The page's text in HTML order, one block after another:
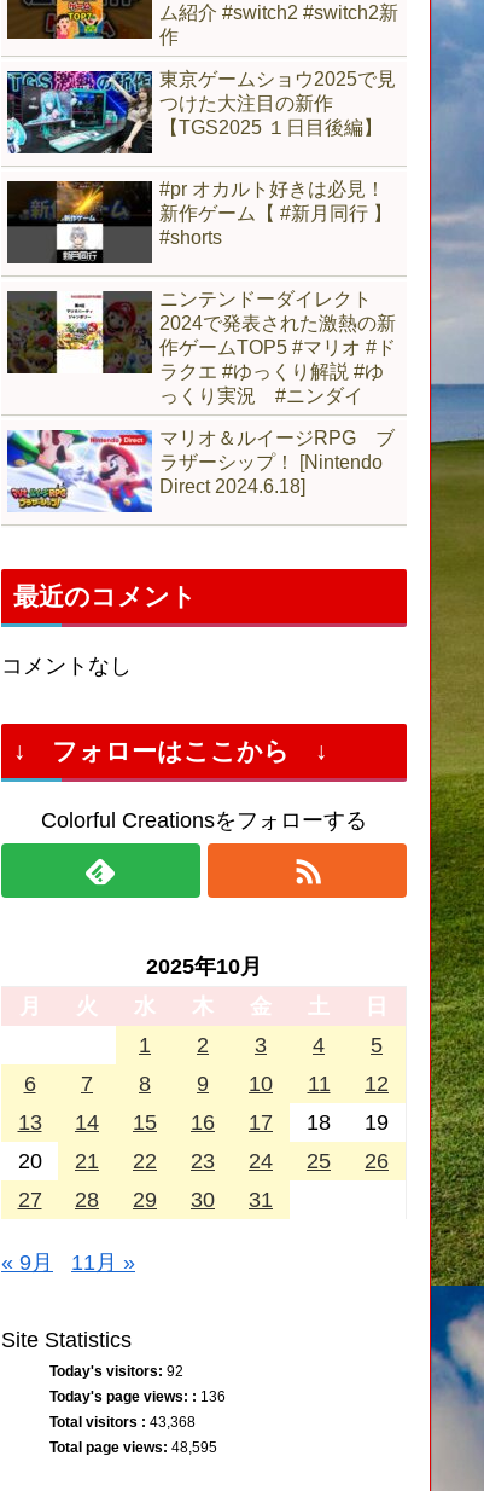
ム紹介 #switch2 #switch2新
作
東京ゲームショウ2025で見
つけた大注目の新作
【TGS2025 １日目後編】
#pr オカルト好きは必見！
新作ゲーム【 #新月同行 】
#shorts
ニンテンドーダイレクト
2024で発表された激熱の新
作ゲームTOP5 #マリオ #ド
ラクエ #ゆっくり解説 #ゆ
っくり実況 #ニンダイ
マリオ＆ルイージRPG ブ
ラザーシップ！ [Nintendo
Direct 2024.6.18]
最近のコメント
コメントなし
↓ フォローはここから ↓
Colorful Creationsをフォローする
2025年10月
月
火 水 木 金 土
日
1
2 3 4
5
6
7 8 9 10 11
12
13
14 15 16 17 18
19
20
21 22 23 24 25
26
27
28 29 30 31
« 9月 11月 »
Site Statistics
Today's visitors: 92
Today's page views: : 136
Total visitors : 43,368
Total page views: 48,595